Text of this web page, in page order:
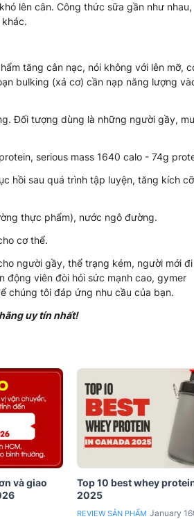
lên cân. Công thức sữa gần như nhau,
tăng cân nạc, nói không với lên mỡ,
bulking (xả cơ) cần nạp năng lượng
Đối tượng dùng là những người gầy,
serious mass 1640 calo - 74g
sau quá trình tập luyện, tăng kích cỡ
thực phẩm), nước ngô đường.
cơ thể.
người gầy, thể trạng kém, người mới đi
động viên đòi hỏi sức mạnh cao, gymer
chúng tôi đáp ứng nhu cầu của bạn.
uy tín nhất!
và giao
Top 10 best whey
2025
REVIEW SẢN PHẨM January